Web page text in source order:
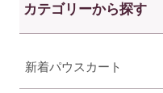
カテゴリーから探す
新着パウスカート